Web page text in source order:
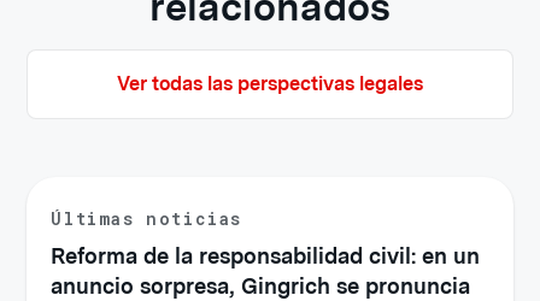
Ver todas las perspectivas legales
Últimas noticias
Reforma de la responsabilidad civil: en un
anuncio sorpresa, Gingrich se pronuncia